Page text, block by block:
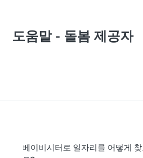
도움말 - 돌봄 제공자
베이비시터로 일자리를 어떻게